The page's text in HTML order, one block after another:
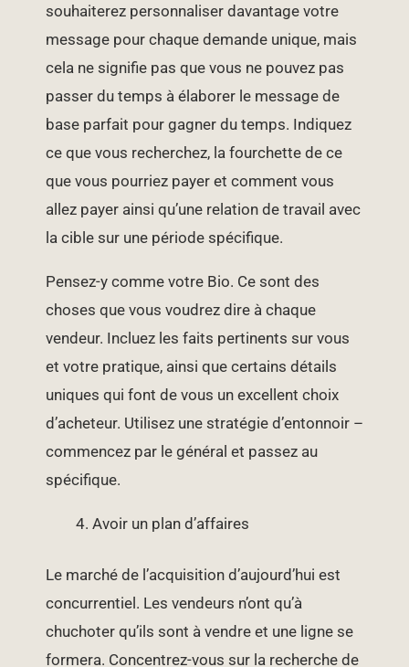
souhaiterez personnaliser davantage votre
message pour chaque demande unique, mais
cela ne signifie pas que vous ne pouvez pas
passer du temps à élaborer le message de
base parfait pour gagner du temps. Indiquez
ce que vous recherchez, la fourchette de ce
que vous pourriez payer et comment vous
allez payer ainsi qu’une relation de travail avec
la cible sur une période spécifique.
Pensez-y comme votre Bio. Ce sont des
choses que vous voudrez dire à chaque
vendeur. Incluez les faits pertinents sur vous
et votre pratique, ainsi que certains détails
uniques qui font de vous un excellent choix
d’acheteur. Utilisez une stratégie d’entonnoir –
commencez par le général et passez au
spécifique.
Avoir un plan d’affaires
Le marché de l’acquisition d’aujourd’hui est
concurrentiel. Les vendeurs n’ont qu’à
chuchoter qu’ils sont à vendre et une ligne se
formera. Concentrez-vous sur la recherche de